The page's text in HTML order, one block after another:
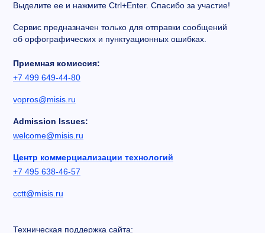
Выделите ее и нажмите Ctrl+Enter. Спасибо за участие!
Сервис предназначен только для отправки сообщений
об орфографических и пунктуационных ошибках.
Приемная комиссия:
+7 499 649-44-80
vopros@misis.ru
Admission Issues:
welcome@misis.ru
Центр коммерциализации технологий
+7 495 638-46-57
cctt@misis.ru
Техническая поддержка сайта: